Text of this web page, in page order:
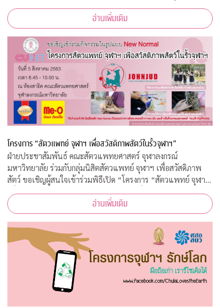
ระทบจากสถานการณ์วิกฤตโควิด-19 เปิดรับสมัครประชาชนทั่วไป
จำนวน 200 อัตรา
อ่านเพิ่มเติม
โครงการ “สัตวแพทย์ จุฬาฯ เพื่อสวัสดิภาพสัตว์ในรั้วจุฬาฯ”
ฝ่ายประชาสัมพันธ์ คณะสัตวแพทยศาสตร์ จุฬาลงกรณ์
มหาวิทยาลัย ร่วมกับกลุ่มนิสิตสัตวแพทย์ จุฬาฯ เพื่อสวัสดิภาพ
สัตว์ ขอเชิญผู้สนใจเข้าร่วมพิธีเปิด “โครงการ “สัตวแพทย์ จุฬาฯ
เพื่อสวัสดิภาพสัตว์ในรั้วจุฬาฯ” ในวันพุธที่ 5 สิงหาคม 2563
เวลา 08.45 – 10.00 น. ณ ห้ออ่านเพิ่มเติม